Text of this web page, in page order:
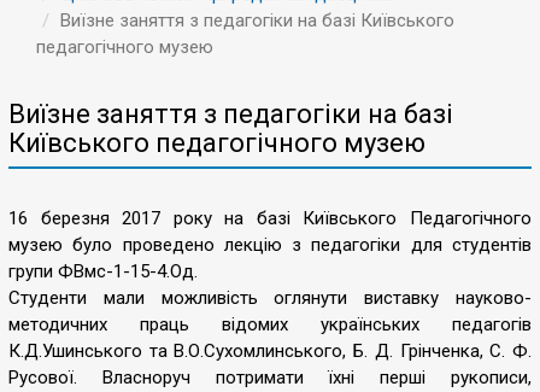
Виїзне заняття з педагогіки на базі Київського
педагогічного музею
Виїзне заняття з педагогіки на базі
Київського педагогічного музею
16 березня 2017 року на базі Київського Педагогічного
музею було проведено лекцію з педагогіки для студентів
групи ФВмс-1-15-4.Од.
Студенти мали можливість оглянути виставку науково-
методичних праць відомих українських педагогів
К.Д.Ушинського та В.О.Сухомлинського, Б. Д. Грінченка, С. Ф.
Русової. Власноруч потримати їхні перші рукописи,